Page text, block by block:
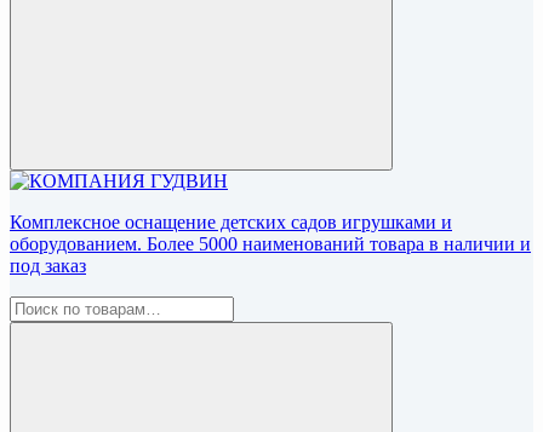
Комплексное оснащение детских садов игрушками и
оборудованием. Более 5000 наименований товара в наличии и
под заказ